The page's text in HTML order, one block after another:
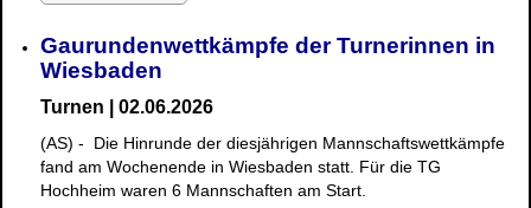
Gaurundenwettkämpfe der Turnerinnen in
Wiesbaden
Turnen | 02.06.2026
(AS) - Die Hinrunde der diesjährigen Mannschaftswettkämpfe
fand am Wochenende in Wiesbaden statt. Für die TG
Hochheim waren 6 Mannschaften am Start.